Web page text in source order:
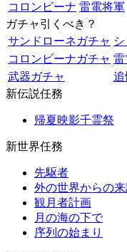
コロンビーナ 雷電将軍
ガチャ引くべき？
サンドローネガチャ
コロンビーナガチャ 雷
武器ガチャ
追
新伝説任務
帰夏映影千霊祭
新世界任務
先駆者
外の世界からの
観月者計画
月の海の下で
序列の始まり